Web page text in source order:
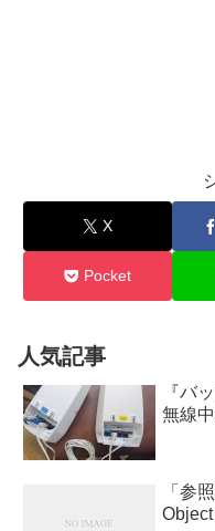
X
Pocket
人気記事
『バ
無線
「参